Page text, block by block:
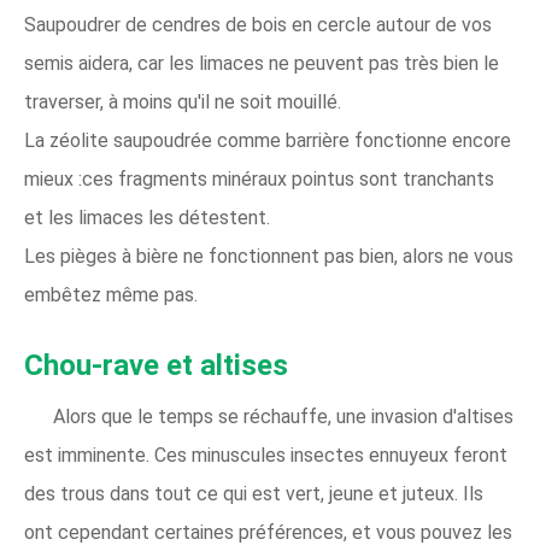
Saupoudrer de cendres de bois en cercle autour de vos
semis aidera, car les limaces ne peuvent pas très bien le
traverser, à moins qu'il ne soit mouillé.
La zéolite saupoudrée comme barrière fonctionne encore
mieux :ces fragments minéraux pointus sont tranchants
et les limaces les détestent.
Les pièges à bière ne fonctionnent pas bien, alors ne vous
embêtez même pas.
Chou-rave et altises
Alors que le temps se réchauffe, une invasion d'altises
est imminente. Ces minuscules insectes ennuyeux feront
des trous dans tout ce qui est vert, jeune et juteux. Ils
ont cependant certaines préférences, et vous pouvez les